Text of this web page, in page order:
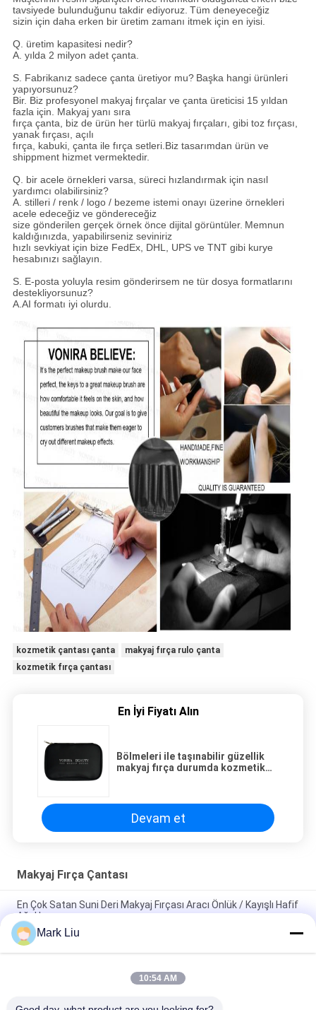
tavsiyede bulunduğunu takdir ediyoruz. Tüm deneyeceğiz
sizin için daha erken bir üretim zamanı itmek için en iyisi.
Q. üretim kapasitesi nedir?
A. yılda 2 milyon adet çanta.
S. Fabrikanız sadece çanta üretiyor mu? Başka hangi ürünleri
yapıyorsunuz?
Bir. Biz profesyonel makyaj fırçalar ve çanta üreticisi 15 yıldan
fazla için. Makyaj yanı sıra
fırça çanta, biz de ürün her türlü makyaj fırçaları, gibi toz fırçası,
yanak fırçası, açılı
fırça, kabuki, çanta ile fırça setleri.Biz tasarımdan ürün ve
shippment hizmet vermektedir.
Q. bir acele örnekleri varsa, süreci hızlandırmak için nasıl
yardımcı olabilirsiniz?
A. stilleri / renk / logo / bezeme istemi onayı üzerine örnekleri
acele edeceğiz ve göndereceğiz
size gönderilen gerçek örnek önce dijital görüntüler. Memnun
kaldığınızda, yapabilirseniz seviniriz
hızlı sevkiyat için bize FedEx, DHL, UPS ve TNT gibi kurye
hesabınızı sağlayın.
S. E-posta yoluyla resim gönderirsem ne tür dosya formatlarını
destekliyorsunuz?
A.AI formatı iyi olurdu.
kozmetik çantası çanta
makyaj fırça rulo çanta
kozmetik fırça çantası
En İyi Fiyatı Alın
Bölmeleri ile taşınabilir güzellik
makyaj fırça durumda kozmetik
Devam et
Makyaj Fırça Çantası
En Çok Satan Suni Deri Makyaj Fırçası Aracı Önlük / Kayışlı Hafif
Ağırlık
PU Kalem Kutusu Kılıfı Dalga Şerit Fermuar Kapatma Seyahat
Kozmetik Makyaj Çantası Sevimli Kalem Kırtasiye Tutucu
Profesyonel Makyaj Fırça Rulo Kılıfı Tuvalet Tutucu Kalem
Mark Liu
10:54 AM